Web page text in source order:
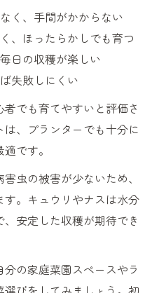
く、手間がかからない
、ほったらかしでも育つ
日の収穫が楽しい
失敗しにくい
でも育てやすいと評価さ
、プランターでも十分に
です。
虫の被害が少ないため、
。キュウリやナスは水分
安定した収穫が期待でき
の家庭菜園スペースやラ